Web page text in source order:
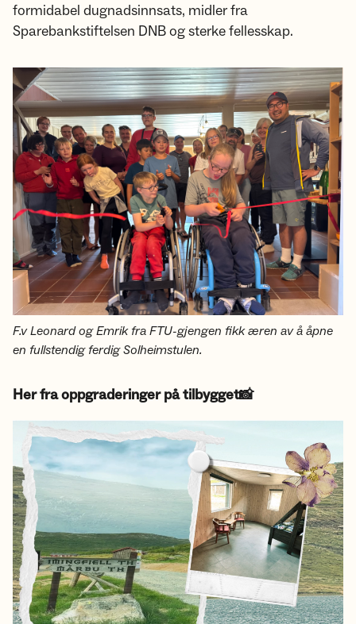
formidabel dugnadsinnsats, midler fra
Sparebankstiftelsen DNB og sterke fellesskap.
F.v Leonard og Emrik fra FTU-gjengen fikk æren av å åpne
en fullstendig ferdig Solheimstulen.
Her fra oppgraderinger på tilbygget📸